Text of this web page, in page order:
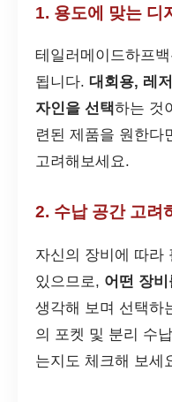
1. 용도에 맞는 디
테일러메이드하프
됩니다. 대회용, 레
자인을 선택하는 것
련된 제품을 원한다
고려해보세요.
2. 수납 공간 고려
자신의 장비에 따라
있으므로, 어떤 장비
생각해 보며 선택하
의 포켓 및 분리 수
는지도 체크해 보세